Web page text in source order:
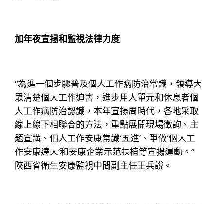
加年夜宣揚和監視法律力度
“為進一個步驟普及個人工作病防治常識，領導大
眾清楚個人工作迫害，進步用人單元和休息者個
人工作病防治認識，本年宣揚周時代，各地采取
線上線下相聯合的方法，重點展開現場徵詢、主
題宣講、個人工作安康常識‘五進’、爭做‘個人工
作安康達人’和安康企業示范扶植等宣揚運動。”
陜西省衛生安康監視中間副主任王兵說。